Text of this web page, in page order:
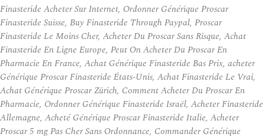
Finasteride Acheter Sur Internet, Ordonner Générique Proscar
Finasteride Suisse, Buy Finasteride Through Paypal, Proscar
Finasteride Le Moins Cher, Acheter Du Proscar Sans Risque, Achat
Finasteride En Ligne Europe, Peut On Acheter Du Proscar En
Pharmacie En France, Achat Générique Finasteride Bas Prix, acheter
Générique Proscar Finasteride États-Unis, Achat Finasteride Le Vrai,
Achat Générique Proscar Zürich, Comment Acheter Du Proscar En
Pharmacie, Ordonner Générique Finasteride Israël, Acheter Finasteride
Allemagne, Acheté Générique Proscar Finasteride Italie, Acheter
Proscar 5 mg Pas Cher Sans Ordonnance, Commander Générique